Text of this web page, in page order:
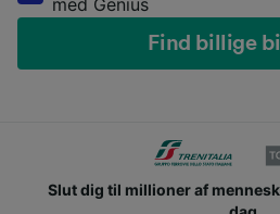
Find billige
Slut dig til millioner af